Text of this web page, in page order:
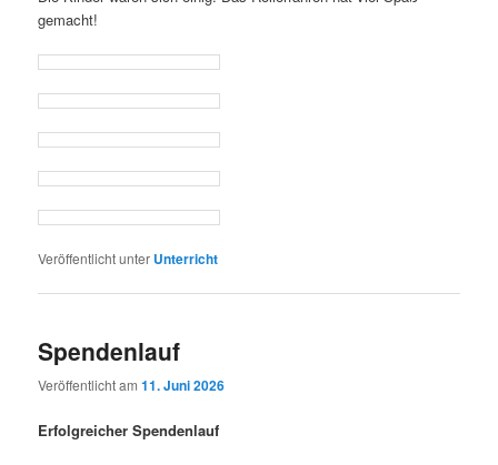
gemacht!
Veröffentlicht unter Unterricht
Spendenlauf
Veröffentlicht am11. Juni 2026
Erfolgreicher Spendenlauf